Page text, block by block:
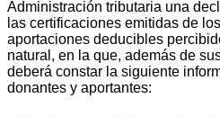
Administración tributaria una
las certificaciones emitidas de
aportaciones deducibles
natural, en la que, además de
deberá constar la siguiente
donantes y aportantes: